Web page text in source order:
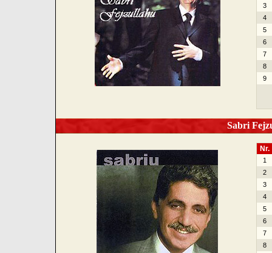
3
4
5
6
7
8
9
Sabri
Nr.
1
2
3
4
5
6
7
8